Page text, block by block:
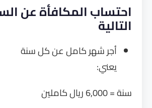
احتساب المكافأة عن
التالية
أجر شهر كامل عن كل سنة
يعني:
سنة = 6,000 ريال كاملين